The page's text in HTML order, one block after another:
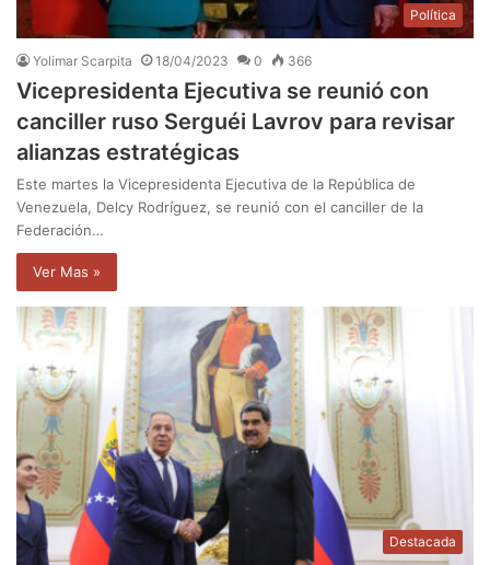
Política
Yolimar Scarpita 18/04/2023 0 366
Vicepresidenta Ejecutiva se reunió con
canciller ruso Serguéi Lavrov para revisar
alianzas estratégicas
Este martes la Vicepresidenta Ejecutiva de la República de
Venezuela, Delcy Rodríguez, se reunió con el canciller de la
Federación…
Ver Mas »
Destacada